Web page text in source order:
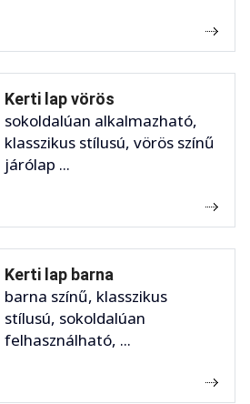
Kerti lap vörös
sokoldalúan alkalmazható,
klasszikus stílusú, vörös színű
járólap ...
Kerti lap barna
barna színű, klasszikus
stílusú, sokoldalúan
felhasználható, ...